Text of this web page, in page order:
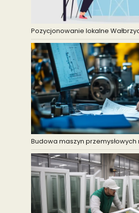
Pozycjonowanie lokalne
Budowa maszyn